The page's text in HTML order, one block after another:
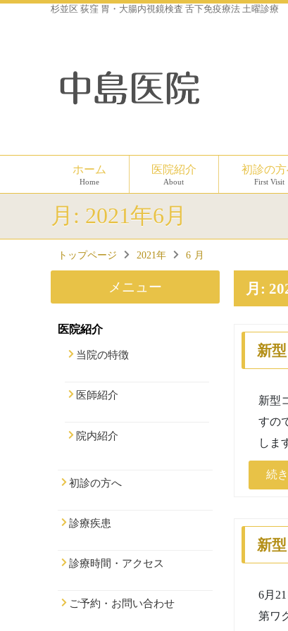
杉並区 荻窪 胃・大腸内視鏡検査 舌下免疫療法 土曜診療
ホーム
Home
医院紹介
About
初診の
First Visit
月: 2021年6月
トップページ 2021年 6 月
メニュー
医院紹介
当院の特徴
医師紹介
院内紹介
初診の方へ
診療疾患
診療時間・アクセス
ご予約・お問い合わせ
月:
新
新型
すの
しま
続
新
6月
第ワ